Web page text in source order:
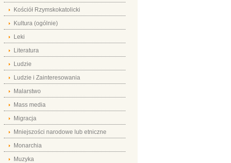
Kościół Rzymskokatolicki
Kultura (ogólnie)
Leki
Literatura
Ludzie
Ludzie i Zainteresowania
Malarstwo
Mass media
Migracja
Mniejszości narodowe lub etniczne
Monarchia
Muzyka